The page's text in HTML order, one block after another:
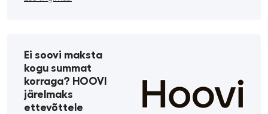
Ei soovi maksta
kogu summat
korraga? HOOVI
järelmaks
ettevõttele